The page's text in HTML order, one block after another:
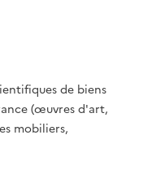
de biens
(œuvres d'art,
mobiliers,